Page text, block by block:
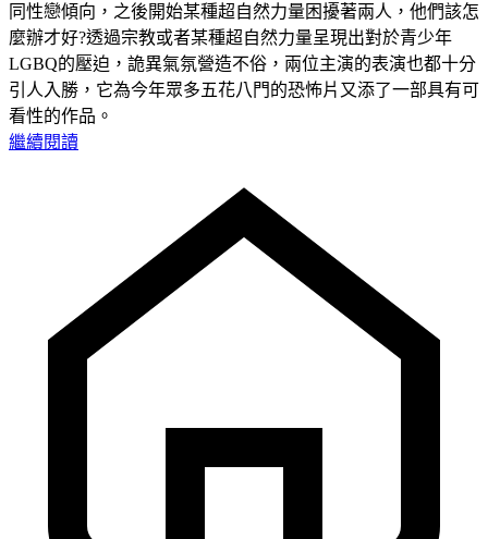
同性戀傾向，之後開始某種超自然力量困擾著兩人，他們該怎
麼辦才好?透過宗教或者某種超自然力量呈現出對於青少年
LGBQ的壓迫，詭異氣氛營造不俗，兩位主演的表演也都十分
引人入勝，它為今年眾多五花八門的恐怖片又添了一部具有可
看性的作品。
繼續閱讀